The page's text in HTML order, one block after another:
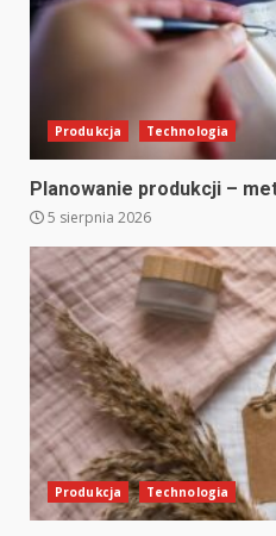
Produkcja Technologia
Planowanie produkcji –
5 sierpnia 2026
Produkcja Technologia